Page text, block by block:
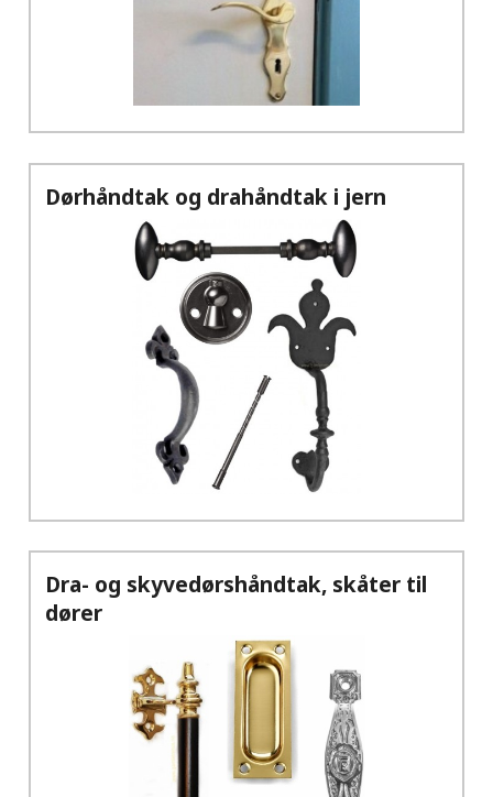
Dørhåndtak og drahåndtak i jern
Dra- og skyvedørshåndtak, skåter til
dører